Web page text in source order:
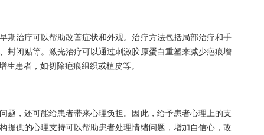
期治疗可以帮助改善症状和外观。治疗方法包括局部治疗和手
封闭贴等。激光治疗可以通过刺激胶原蛋白重塑来减少疤痕增
生患者，如切除疤痕组织或植皮等。
题，还可能给患者带来心理负担。因此，给予患者心理上的支
提供的心理支持可以帮助患者处理情绪问题，增加自信心，改
门连山 皮肤科医生
长沙湘肤皮肤病医院医生，从事皮肤病临床